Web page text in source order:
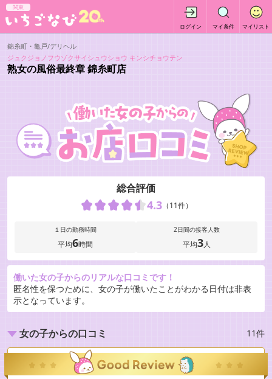
関東
ログイン マイ条件 マイリスト
錦糸町・亀戸/デリヘル
ジュクジョノフウゾクサイシュウショウ キンシチョウテン
熟女の風俗最終章 錦糸町店
総合評価
4.3（11件）
１日の勤務時間
平均6時間
2日間の接客人数
平均3人
働いた女の子からのリアルな口コミです！
匿名性を保つために、女の子が働いたことがわかる日付は非表
示となっています。
女の子からの口コミ 11件